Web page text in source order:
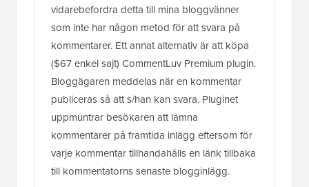
vidarebefordra detta till mina bloggvänner
som inte har någon metod för att svara på
kommentarer. Ett annat alternativ är att köpa
($67 enkel sajt) CommentLuv Premium plugin.
Bloggägaren meddelas när en kommentar
publiceras så att s/han kan svara. Pluginet
uppmuntrar besökaren att lämna
kommentarer på framtida inlägg eftersom för
varje kommentar tillhandahålls en länk tillbaka
till kommentatorns senaste blogginlägg.